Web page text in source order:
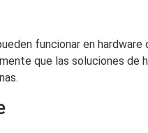
funcionar en
que las soluciones de